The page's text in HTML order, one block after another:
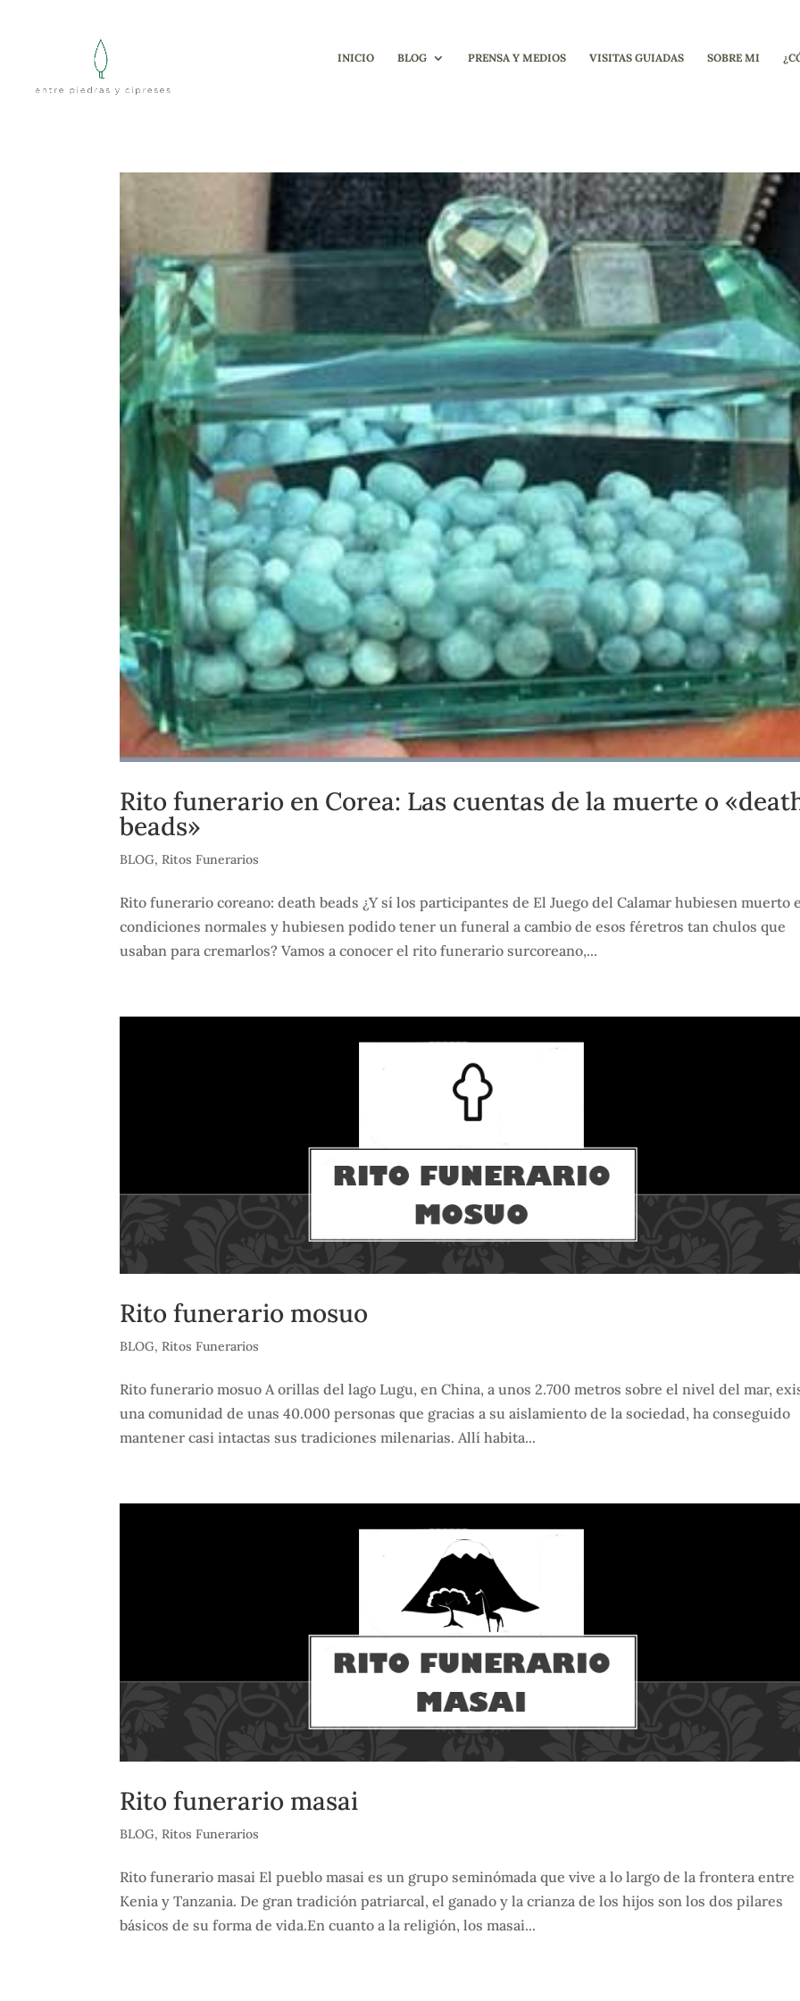
INICIO BLOG PRENSA Y MEDIOS VISITAS GUIADAS SOBRE MI
Rito funerario en Corea: Las cuentas de la muerte o
beads»
BLOG,Ritos Funerarios
Rito funerario coreano: death beads ¿Y sí los participantes de El Juego del Calamar hubiesen muerto
condiciones normales y hubiesen podido tener un funeral a cambio de esos féretros tan chulos que
usaban para cremarlos? Vamos a conocer el rito funerario surcoreano,...
Rito funerario mosuo
BLOG,Ritos Funerarios
Rito funerario mosuo A orillas del lago Lugu, en China, a unos 2.700 metros sobre el nivel del mar,
una comunidad de unas 40.000 personas que gracias a su aislamiento de la sociedad, ha conseguido
mantener casi intactas sus tradiciones milenarias. Allí habita...
Rito funerario masai
BLOG,Ritos Funerarios
Rito funerario masai El pueblo masai es un grupo seminómada que vive a lo largo de la frontera entre
Kenia y Tanzania. De gran tradición patriarcal, el ganado y la crianza de los hijos son los dos pilares
básicos de su forma de vida.En cuanto a la religión, los masai...